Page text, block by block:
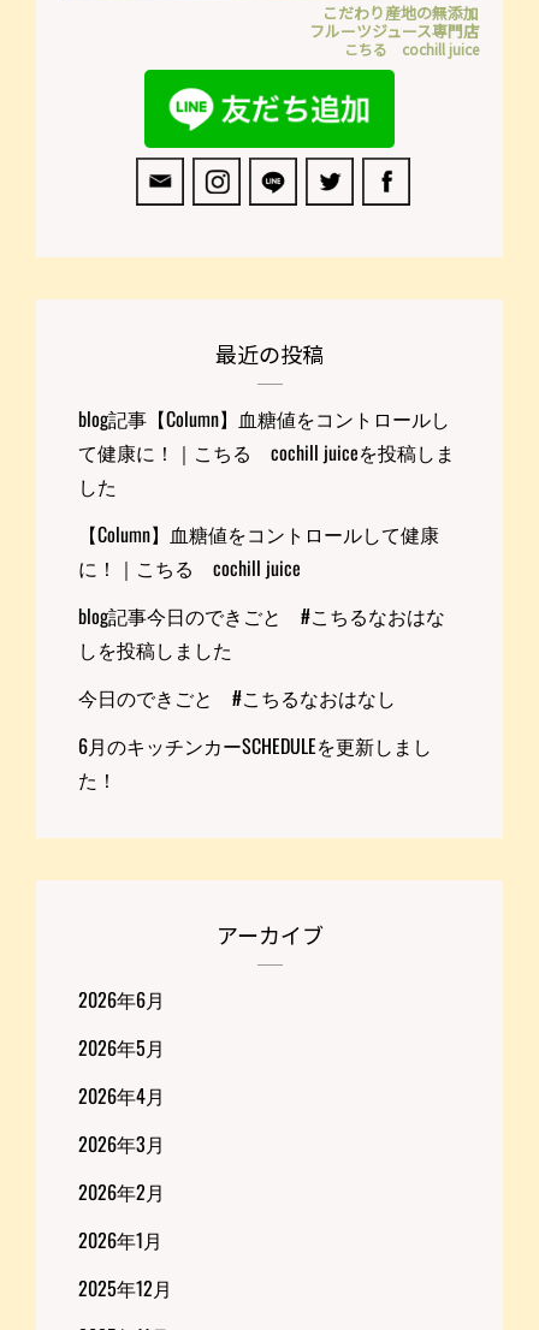
こだわり産地の無添加
フルーツジュース専門店
こちる cochill juice
最近の投稿
blog記事【Column】血糖値をコントロールし
て健康に！｜こちる cochill juiceを投稿しま
した
【Column】血糖値をコントロールして健康
に！｜こちる cochill juice
blog記事今日のできごと #こちるなおはな
しを投稿しました
今日のできごと #こちるなおはなし
6月のキッチンカーSCHEDULEを更新しまし
た！
アーカイブ
2026年6月
2026年5月
2026年4月
2026年3月
2026年2月
2026年1月
2025年12月